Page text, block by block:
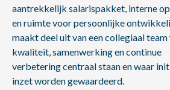
aantrekkelijk salarispakket, interne
en ruimte voor persoonlijke
maakt deel uit van een collegiaal team
kwaliteit, samenwerking en continue
verbetering centraal staan en waar
inzet worden gewaardeerd.